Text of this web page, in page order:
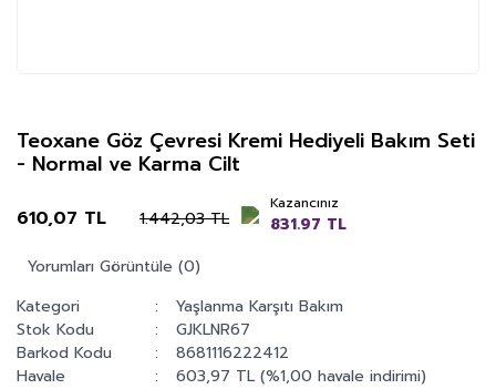
Teoxane Göz Çevresi Kremi Hediyeli Bakım Seti
- Normal ve Karma Cilt
610,07 TL 1.442,03 TL
Kazancınız
831.97 TL
Yorumları Görüntüle (0)
Kategori
Yaşlanma Karşıtı Bakım
Stok Kodu
GJKLNR67
Barkod Kodu
8681116222412
Havale
603,97 TL (%1,00 havale indirimi)